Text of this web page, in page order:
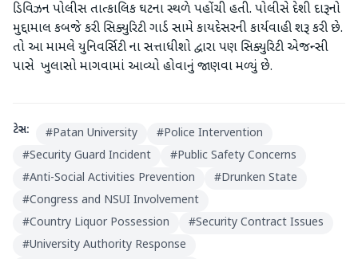
ડિવિઝન પોલીસ તાત્કાલિક ઘટના સ્થળે પહોંચી હતી. પોલીસે દેશી દારૂનો
મુદ્દામાલ કબજે કરી સિક્યુરિટી ગાર્ડ સામે કાયદેસરની કાર્યવાહી શરૂ કરી છે.
તો આ મામલે યુનિવર્સિટી ના સત્તાધીશો દ્વારા પણ સિક્યુરિટી એજન્સી
પાસે ખુલાસો માગવામાં આવ્યો હોવાનું જાણવા મળ્યું છે.
ટેગ્સ: #Patan University #Police Intervention
#Security Guard Incident #Public Safety Concerns
#Anti-Social Activities Prevention #Drunken State
#Congress and NSUI Involvement
#Country Liquor Possession #Security Contract Issues
#University Authority Response